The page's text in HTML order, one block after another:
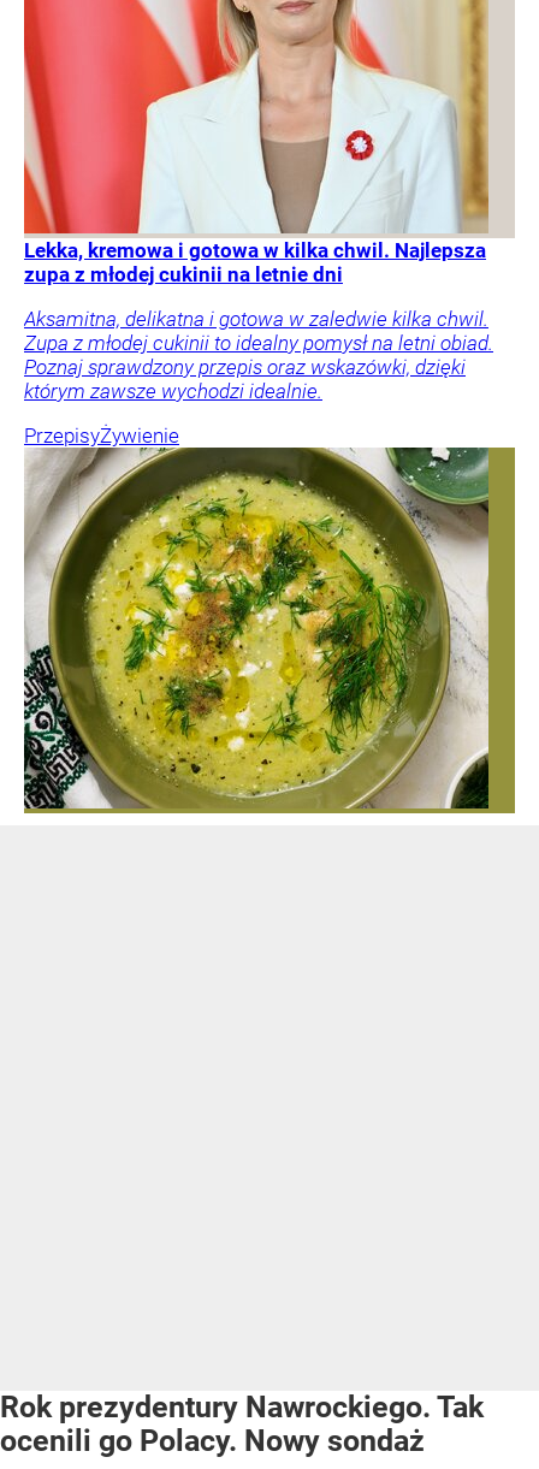
Lekka, kremowa i gotowa w kilka chwil. Najlepsza
zupa z młodej cukinii na letnie dni
Aksamitna, delikatna i gotowa w zaledwie kilka chwil.
Zupa z młodej cukinii to idealny pomysł na letni obiad.
Poznaj sprawdzony przepis oraz wskazówki, dzięki
którym zawsze wychodzi idealnie.
PrzepisyŻywienie
Rok prezydentury Nawrockiego. Tak
ocenili go Polacy. Nowy sondaż